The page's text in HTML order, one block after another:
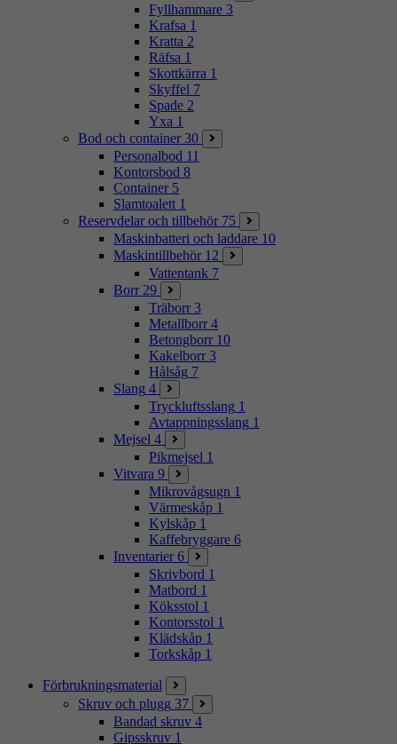
Fyllhammare 3
Krafsa 1
Kratta 2
Räfsa 1
Skottkärra 1
Skyffel 7
Spade 2
Yxa 1
Bod och container 30
Personalbod 11
Kontorsbod 8
Container 5
Slamtoalett 1
Reservdelar och tillbehör 75
Maskinbatteri och laddare 10
Maskintillbehör 12
Vattentank 7
Borr 29
Träborr 3
Metallborr 4
Betongborr 10
Kakelborr 3
Hålsåg 7
Slang 4
Tryckluftsslang 1
Avtappningsslang 1
Mejsel 4
Pikmejsel 1
Vitvara 9
Mikrovågsugn 1
Värmeskåp 1
Kylskåp 1
Kaffebryggare 6
Inventarier 6
Skrivbord 1
Matbord 1
Köksstol 1
Kontorsstol 1
Klädskåp 1
Torkskåp 1
Förbrukningsmaterial
Skruv och plugg 37
Bandad skruv 4
Gipsskruv 1